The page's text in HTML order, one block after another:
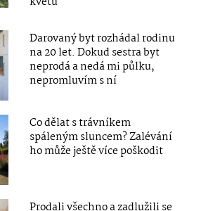
Darovaný byt rozhádal rodinu
na 20 let. Dokud sestra byt
neprodá a nedá mi půlku,
nepromluvím s ní
Co dělat s trávníkem
spáleným sluncem? Zalévání
ho může ještě více poškodit
Prodali všechno a zadlužili se